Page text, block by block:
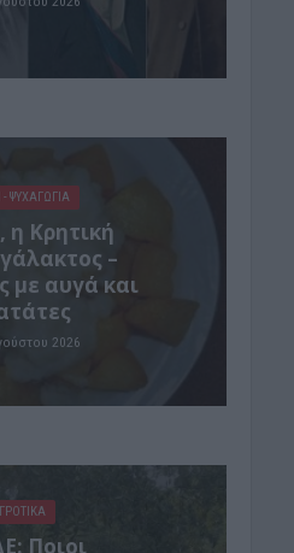
- ΨΥΧΑΓΩΓΊΑ
η Κρητική
–
με αυγά και
2026
Ποιοι